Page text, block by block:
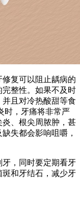
复可以阻止龋病的
整性。如果不及时
且对冷热酸甜等食
时，牙痛将非常严
、根尖周脓肿，甚
失都会影响咀嚼，
，同时要定期看牙
和牙结石，减少牙